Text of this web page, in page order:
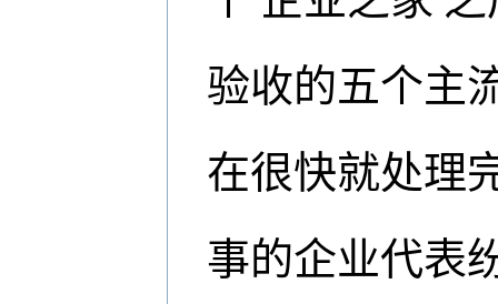
验收的五个主
在很快就处理
事的企业代表